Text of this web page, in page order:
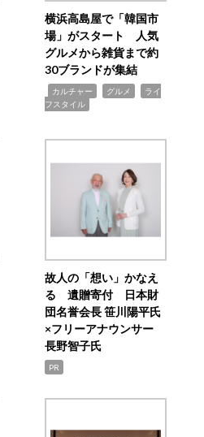
横浜高島屋で「韓国市
場」がスタート 人気
グルメから雑貨まで約
30ブランドが集結
カルチャー グルメ
ライ
フスタイル
故人の「想い」かなえ
る 遺贈寄付 日本財
団名誉会長 笹川陽平氏
×フリーアナウンサー
長野智子氏
PR